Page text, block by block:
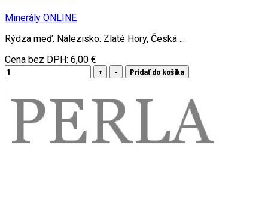
Minerály ONLINE
Rýdza meď. Nálezisko: Zlaté Hory, Česká ...
Cena bez DPH: 6,00 €